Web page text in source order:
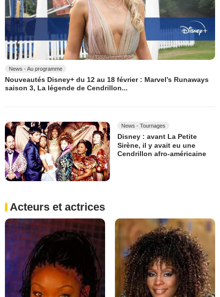
News - Au programme
Nouveautés Disney+ du 12 au 18 février : Marvel’s Runaways
saison 3, La légende de Cendrillon...
News - Tournages
Disney : avant La Petite
Sirène, il y avait eu une
Cendrillon afro-américaine
Acteurs et actrices